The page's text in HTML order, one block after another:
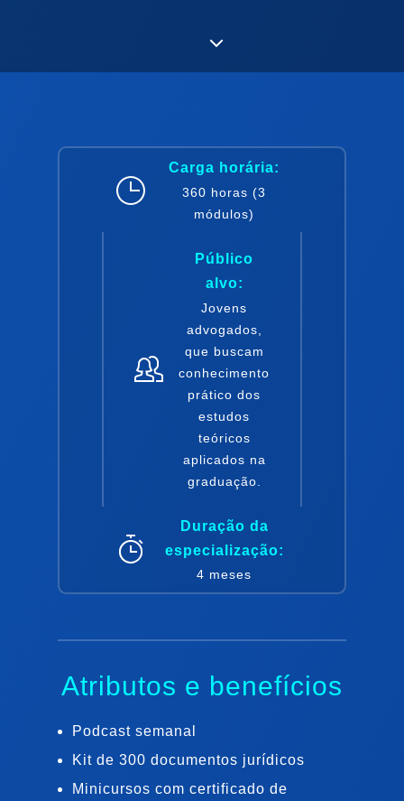
Carga horária:
360 horas (3
módulos)
Público
alvo:
Jovens
advogados,
que buscam
conhecimento
prático dos
estudos
teóricos
aplicados na
graduação.
Duração da
especialização:
4 meses
Atributos e benefícios
Podcast semanal
Kit de 300 documentos jurídicos
Minicursos com certificado de